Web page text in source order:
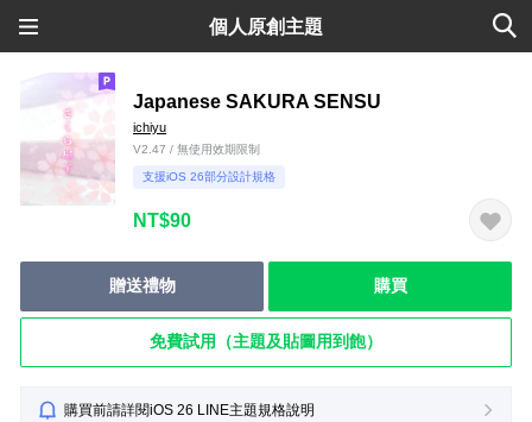
個人原創主題
Japanese SAKURA SENSU
ichiyu
V2.47 / 無使用效期限制
支援iOS 26部分設計規格
NT$90
贈送禮物 購買
免費試用（主題及貼圖用到飽）
購買前請詳閱iOS 26 LINE主題規格說明